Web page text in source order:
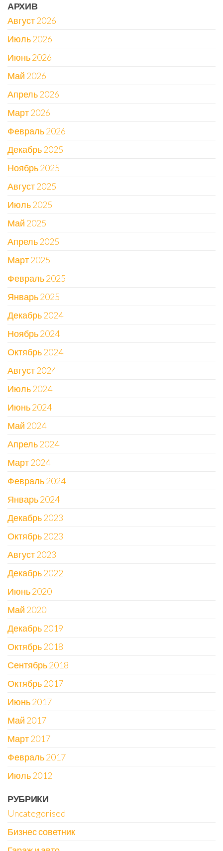
АРХИВ
Август 2026
Июль 2026
Июнь 2026
Май 2026
Апрель 2026
Март 2026
Февраль 2026
Декабрь 2025
Ноябрь 2025
Август 2025
Июль 2025
Май 2025
Апрель 2025
Март 2025
Февраль 2025
Январь 2025
Декабрь 2024
Ноябрь 2024
Октябрь 2024
Август 2024
Июль 2024
Июнь 2024
Май 2024
Апрель 2024
Март 2024
Февраль 2024
Январь 2024
Декабрь 2023
Октябрь 2023
Август 2023
Декабрь 2022
Июнь 2020
Май 2020
Декабрь 2019
Октябрь 2018
Сентябрь 2018
Октябрь 2017
Июнь 2017
Май 2017
Март 2017
Февраль 2017
Июль 2012
РУБРИКИ
Uncategorised
Бизнес советник